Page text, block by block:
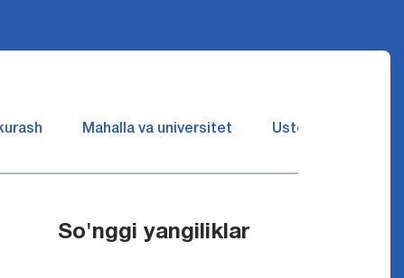
Mahalla va universitet Ustozlar suhbatin
So'nggi yangiliklar